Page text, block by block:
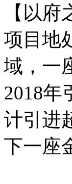
【以
项目地
域，一
2018年
计引进
下一座